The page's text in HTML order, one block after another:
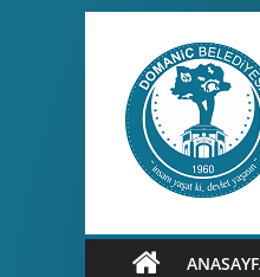
content
T.C.